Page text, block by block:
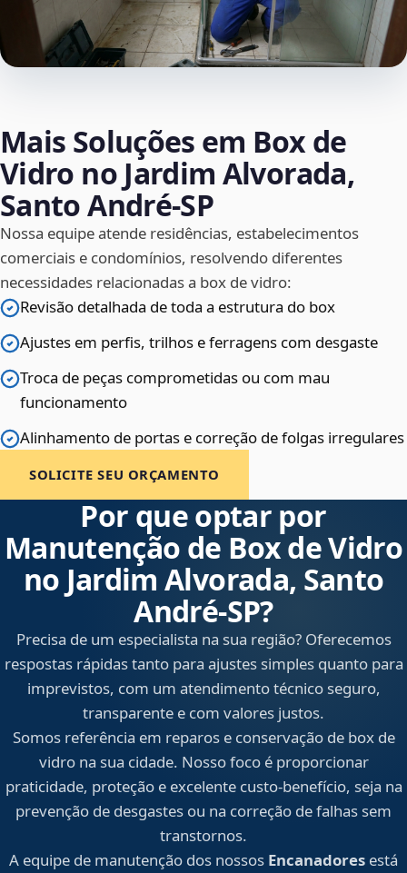
Mais Soluções em Box de
Vidro no Jardim Alvorada,
Santo André‑SP
Nossa equipe atende residências, estabelecimentos
comerciais e condomínios, resolvendo diferentes
necessidades relacionadas a box de vidro:
Revisão detalhada de toda a estrutura do box
Ajustes em perfis, trilhos e ferragens com desgaste
Troca de peças comprometidas ou com mau
funcionamento
Alinhamento de portas e correção de folgas irregulares
SOLICITE SEU ORÇAMENTO
Por que optar por
Manutenção de Box de Vidro
no Jardim Alvorada, Santo
André‑SP?
Precisa de um especialista na sua região? Oferecemos
respostas rápidas tanto para ajustes simples quanto para
imprevistos, com um atendimento técnico seguro,
transparente e com valores justos.
Somos referência em reparos e conservação de box de
vidro na sua cidade. Nosso foco é proporcionar
praticidade, proteção e excelente custo-benefício, seja na
prevenção de desgastes ou na correção de falhas sem
transtornos.
A equipe de manutenção dos nossos Encanadores está